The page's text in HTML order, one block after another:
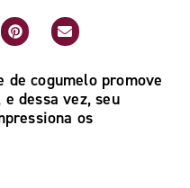
de cogumelo promove
dessa vez, seu
os